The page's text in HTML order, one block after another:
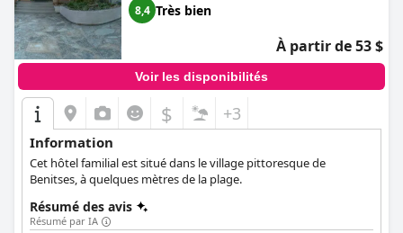
8,4 Très bien
À partir de 53 $
Voir les disponibilités
$ +3
Information
Cet hôtel familial est situé dans le village pittoresque de
Benitses, à quelques mètres de la plage.
Résumé des avis
Résumé par IA